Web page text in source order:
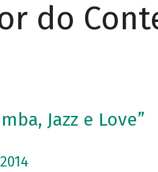
do
Jazz e Love”